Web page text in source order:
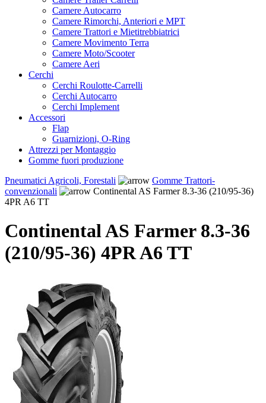
Camere Autocarro
Camere Rimorchi, Anteriori e MPT
Camere Trattori e Mietitrebbiatrici
Camere Movimento Terra
Camere Moto/Scooter
Camere Aeri
Cerchi
Cerchi Roulotte-Carrelli
Cerchi Autocarro
Cerchi Implement
Accessori
Flap
Guarnizioni, O-Ring
Attrezzi per Montaggio
Gomme fuori produzione
Pneumatici Agricoli, Forestali
Gomme Trattori-
convenzionali
Continental AS Farmer 8.3-36 (210/95-36)
4PR A6 TT
Continental AS Farmer 8.3-36
(210/95-36) 4PR A6 TT